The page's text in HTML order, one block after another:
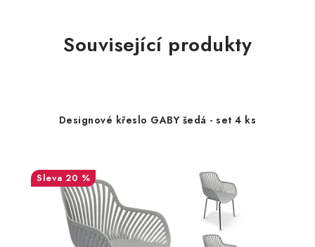
Související produkty
Designové křeslo GABY šedá - set 4 ks
20 %